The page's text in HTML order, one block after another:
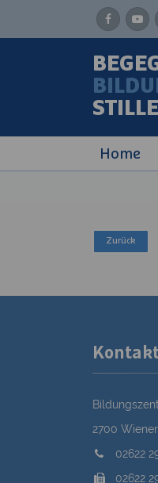
Home
2700
02622
02622